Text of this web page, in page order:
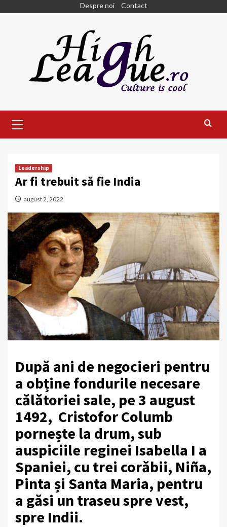
Despre noi Contact
Menu
Leadership
Ar fi trebuit să fie India
august 2, 2022
După ani de negocieri pentru
a obține fondurile necesare
călătoriei sale, pe 3 august
1492, Cristofor Columb
pornește la drum, sub
auspiciile reginei Isabella I a
Spaniei, cu trei corăbii, Niña,
Pinta și Santa Maria, pentru
a găsi un traseu spre vest,
spre Indii.